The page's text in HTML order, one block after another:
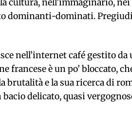
cultura, nell’immaginario,
dominanti-dominati.
nell’internet café gestito da
francese è un po’ bloccato,
brutalità e la sua ricerca di
delicato, quasi